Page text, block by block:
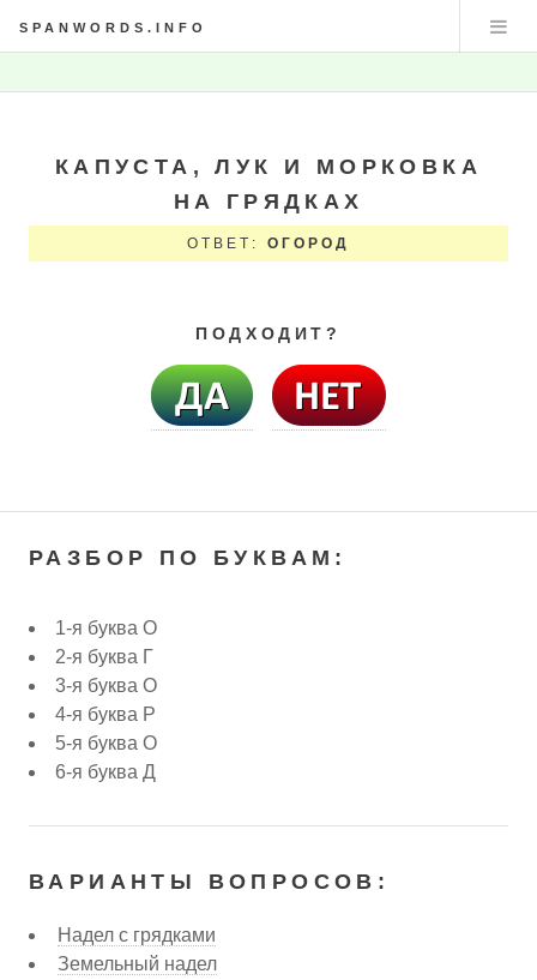
SPANWORDS.INFO
КАПУСТА, ЛУК И МОРКОВКА
НА ГРЯДКАХ
ОТВЕТ: ОГОРОД
ПОДХОДИТ?
РАЗБОР ПО БУКВАМ:
1-я буква О
2-я буква Г
3-я буква О
4-я буква Р
5-я буква О
6-я буква Д
ВАРИАНТЫ ВОПРОСОВ:
Надел с грядками
Земельный надел